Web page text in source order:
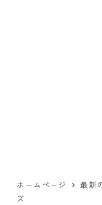
ホームページ 最新
ズ